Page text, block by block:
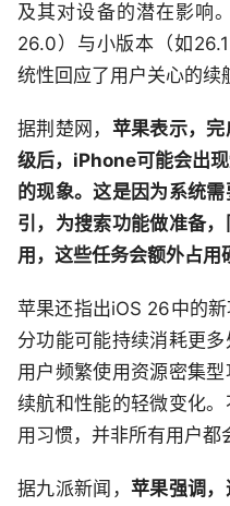
及其对设备的潜在影响
26.0）与小版本（如
统性回应了用户关心的续
据荆楚网， 苹果表示，
级后，iPhone可能会出
的现象。这是因为系统
引，为搜索功能做准备
用，这些任务会额外占用
苹果还指出iOS 26中的
分功能可能持续消耗更
用户频繁使用资源密集
续航和性能的轻微变化
用习惯，并非所有用户都
据九派新闻，苹果强调